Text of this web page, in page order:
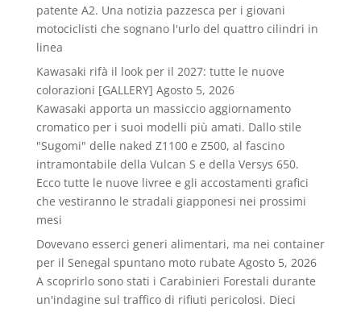
patente A2. Una notizia pazzesca per i giovani
motociclisti che sognano l'urlo del quattro cilindri in
linea
Kawasaki rifà il look per il 2027: tutte le nuove
colorazioni [GALLERY] Agosto 5, 2026
Kawasaki apporta un massiccio aggiornamento
cromatico per i suoi modelli più amati. Dallo stile
"Sugomi" delle naked Z1100 e Z500, al fascino
intramontabile della Vulcan S e della Versys 650.
Ecco tutte le nuove livree e gli accostamenti grafici
che vestiranno le stradali giapponesi nei prossimi
mesi
Dovevano esserci generi alimentari, ma nei container
per il Senegal spuntano moto rubate Agosto 5, 2026
A scoprirlo sono stati i Carabinieri Forestali durante
un'indagine sul traffico di rifiuti pericolosi. Dieci